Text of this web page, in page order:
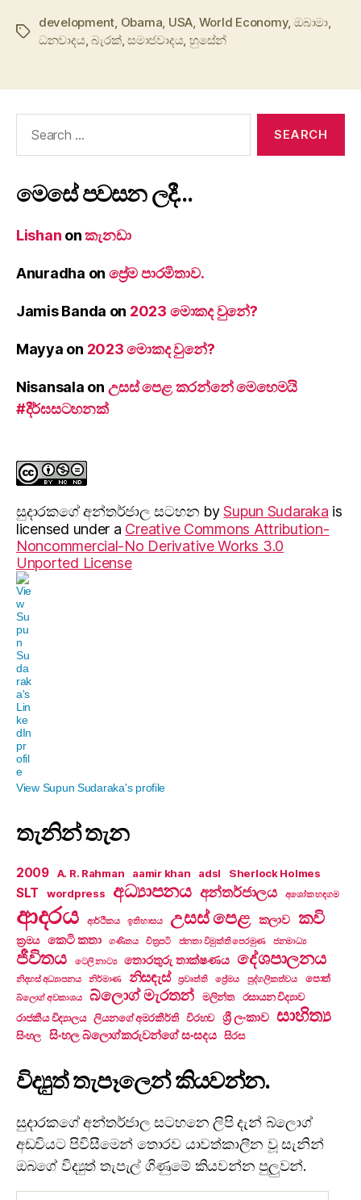
Tags
development Obama USA World Economy, ඔබාමා
ධනවාදය ,බැරක්, සමාජවාදය හුසේන්
මෙසේ පවසන ලදී…
Lishan onකැනඩා
Anuradha on ප්‍රේම පාරමිතාව.
Jamis Banda on 2023 මොකද වුනේ?
Mayya on 2023 මොකද වුනේ?
Nisansala on උසස් පෙළ කරන්නේ මෙහෙමයි
#දීර්ඝසටහනක්
සුදාරක‍ගේ අන්තර්ජාල සටහන bySupun Sudaraka is
licensed under a Creative Commons Attribution-
Noncommercial-No Derivative Works 3.0
Unported License
View Supun Sudaraka's profile
තැනින් තැන
2009 A. R. Rahman aamir khan adsl Sherlock Holmes
SLT wordpress අධ්‍යාපනය අන්තර්ජාලය අශෝක හඳගම
ආදරය ආර්ථිකය ඉතිහාසය උසස් පෙළ කලාව කවි
ක්‍රමය කෙටි කතා ගණිතය චිත්‍රපටි ජනතා විමුක්ති පෙරමුණ ජනමාධ්‍ය
ජීවිතය ටෙලි නාට්‍ය තොරතුරු තාක්ෂණය දේශපාලනය
නිදහස් අධ්‍යාපනය නිර්මාණ නිසඳැස් ප්‍රවෘත්ති ප්‍රේමය පුද්ගලිකත්වය පොත්
බ්ලොග් අවකාශය බ්ලොග් මැරතන් මලින්ත
රසායන විද්‍යාව
රාජකීය විද්‍යාලය
ලියනගේ අමරකීර්ති විරහව ශ්‍රී ලංකාව සාහිත්‍ය
සිංහල සිංහල බ්ලොග්කරුවන්ගේ සංසදය සිරස
විද්‍යුත් තැපෑලෙන් කියවන්න.
සුදාරකගේ අන්තර්ජාල සටහනෙ ලිපි දැන් බ්ලොග්
අඩවියට පිවිසීමෙන් තොරව යාවත්කාලීන වූ සැනින්
ඔබගේ විද්‍යුත් තැපැල් ගිණුමේ කියවන්න පුලුවන්.